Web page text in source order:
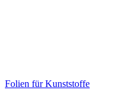
Folien für Kunststoffe